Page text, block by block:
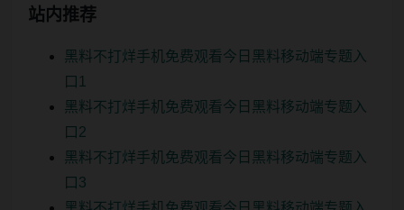
站内推荐
黑料不打烊手机免费观看今日黑料移动端专题入
口1
黑料不打烊手机免费观看今日黑料移动端专题入
口2
黑料不打烊手机免费观看今日黑料移动端专题入
口3